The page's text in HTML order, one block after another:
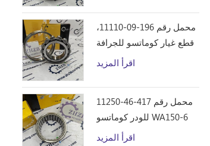
محمل رقم 196-09-11110،
قطع غيار كوماتسو للجرافة
D355C
اقرأ المزيد
محمل رقم 417-46-11250
للودر كوماتسو WA150-6
اقرأ المزيد